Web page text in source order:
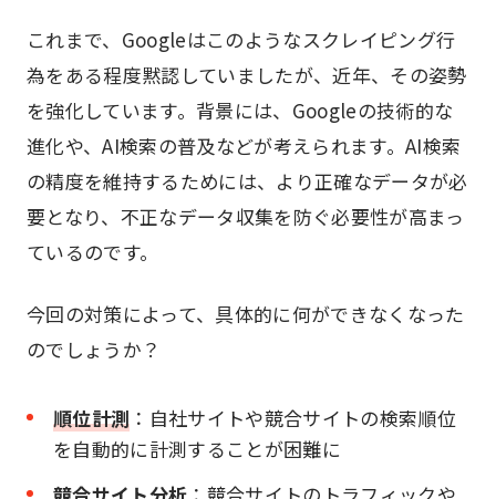
これまで、Googleはこのようなスクレイピング行
為をある程度黙認していましたが、近年、その姿勢
を強化しています。背景には、Googleの技術的な
進化や、AI検索の普及などが考えられます。AI検索
の精度を維持するためには、より正確なデータが必
要となり、不正なデータ収集を防ぐ必要性が高まっ
ているのです。
今回の対策によって、具体的に何ができなくなった
のでしょうか？
順位計測 ：自社サイトや競合サイトの検索順位
を自動的に計測することが困難に